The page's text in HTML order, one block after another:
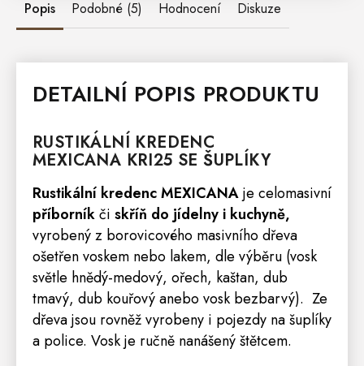
Popis Podobné (5) Hodnocení Diskuze
DETAILNÍ POPIS PRODUKTU
RUSTIKÁLNÍ KREDENC
MEXICANA KRI25 SE ŠUPLÍKY
Rustikální kredencMEXICANAje celomasivní
příborníkči skříň do jídelny i kuchyně,
vyrobený z borovicového masivního dřeva
ošetřen voskem nebo lakem, dle výběru (vosk
světle hnědý-medový, ořech, kaštan, dub
tmavý, dub kouřový anebo vosk bezbarvý). Ze
dřeva jsou rovněž vyrobeny i pojezdy na šuplíky
a police. Vosk je ručně nanášený štětcem.